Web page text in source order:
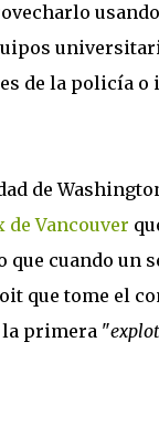
de la policía o
de
de Vancouver
que cuando un
que tome el
la primera "